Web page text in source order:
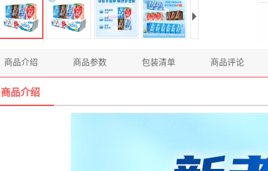
商品介绍 商品参数 包装清单 商品评论
商品介绍